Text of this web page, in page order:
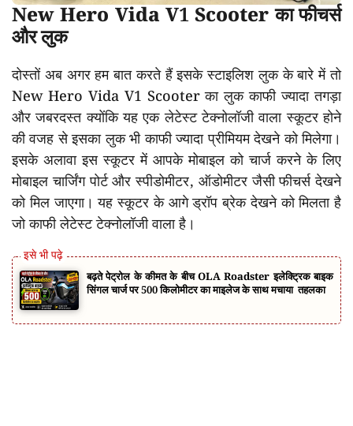
New Hero Vida V1 Scooter का फीचर्स
और लुक
दोस्तों अब अगर हम बात करते हैं इसके स्टाइलिश लुक के बारे में तो
New Hero Vida V1 Scooter का लुक काफी ज्यादा तगड़ा
और जबरदस्त क्योंकि यह एक लेटेस्ट टेक्नोलॉजी वाला स्कूटर होने
की वजह से इसका लुक भी काफी ज्यादा प्रीमियम देखने को मिलेगा।
इसके अलावा इस स्कूटर में आपके मोबाइल को चार्ज करने के लिए
मोबाइल चार्जिंग पोर्ट और स्पीडोमीटर, ऑडोमीटर जैसी फीचर्स देखने
को मिल जाएगा। यह स्कूटर के आगे ड्रॉप ब्रेक देखने को मिलता है
जो काफी लेटेस्ट टेक्नोलॉजी वाला है।
बढ़ते पेट्रोल के कीमत के बीच OLA Roadster इलेक्ट्रिक बाइक
सिंगल चार्ज पर 500 किलोमीटर का माइलेज के साथ मचाया तहलका